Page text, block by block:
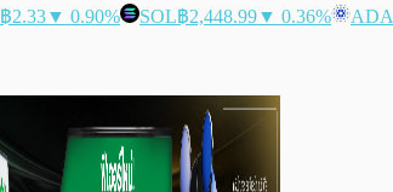
฿2.33▼ 0.90% SOL฿2,448.99▼ 0.36% ADA